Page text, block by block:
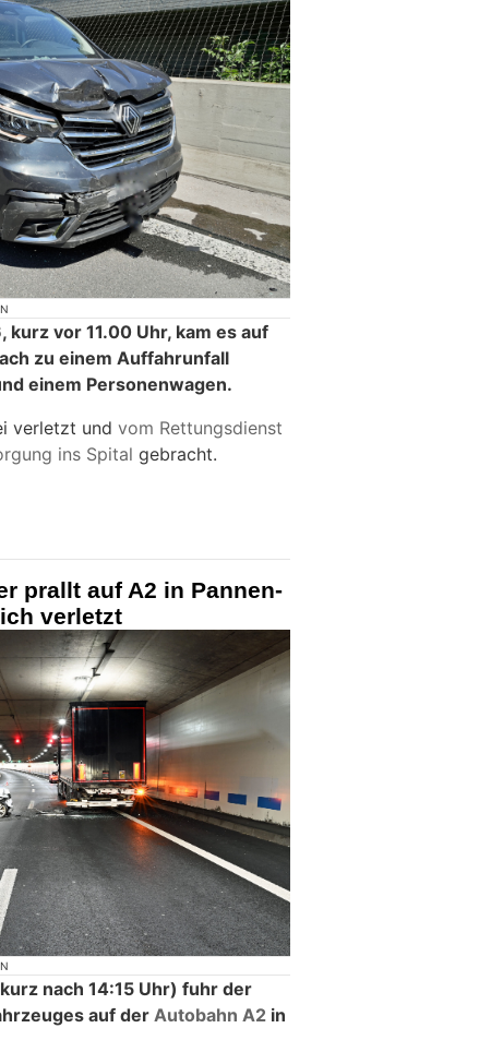
vor 11.00 Uhr, kam es auf
zu einem Auffahrunfall
einem Personenwagen.
verletzt und vom Rettungsdienst
ins Spital gebracht.
prallt auf A2 in Pannen-
verletzt
nach 14:15 Uhr) fuhr der
auf der Autobahn A2 in